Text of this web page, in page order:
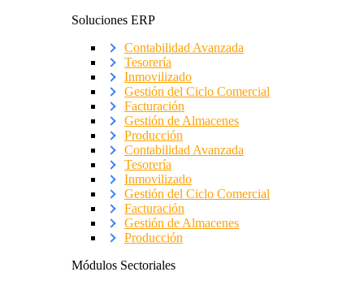
Soluciones ERP
Contabilidad Avanzada
Tesorería
Inmovilizado
Gestión del Ciclo Comercial
Facturación
Gestión de Almacenes
Producción
Contabilidad Avanzada
Tesorería
Inmovilizado
Gestión del Ciclo Comercial
Facturación
Gestión de Almacenes
Producción
Módulos Sectoriales